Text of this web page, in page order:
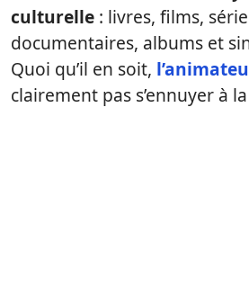
culturelle : livres, films,
documentaires, albums et
Quoi qu’il en soit,
clairement pas s’ennuyer à